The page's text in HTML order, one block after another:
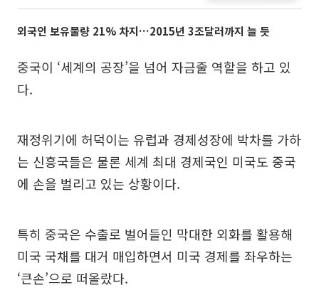
외국인 보유물량 21% 차지…2015년 3조달러까지 늘 듯
중국이 ‘세계의 공장’을 넘어 자금줄 역할을 하고 있
다.
재정위기에 허덕이는 유럽과 경제성장에 박차를 가하
는 신흥국들은 물론 세계 최대 경제국인 미국도 중국
에 손을 벌리고 있는 상황이다.
특히 중국은 수출로 벌어들인 막대한 외화를 활용해
미국 국채를 대거 매입하면서 미국 경제를 좌우하는
‘큰손’으로 떠올랐다.